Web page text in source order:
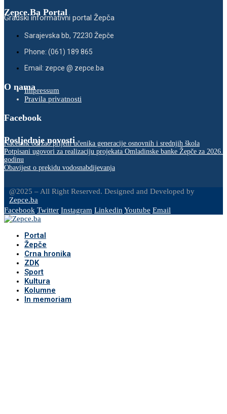
Zepce.Ba Portal
Gradski informativni portal Žepča
Sarajevska bb, 72230 Žepče
Phone: (061) 189 865
Email: zepce @ zepce.ba
O namaImpressum
Pravila privatnosti
Facebook
Posljednje novosti
Načelnik održao prijem učenika generacije osnovnih i srednjih škola
Potpisani ugovori za realizaciju projekata Omladinske banke Žepče za 2026.
godinu
Obavijest o prekidu vodosnabdijevanja
@2025 – All Right Reserved. Designed and Developed by
Zepce.ba
Facebook Twitter Instagram LinkedinYoutube Email
Portal
Žepče
Crna hronika
ZDK
Sport
Kultura
Kolumne
In memoriam